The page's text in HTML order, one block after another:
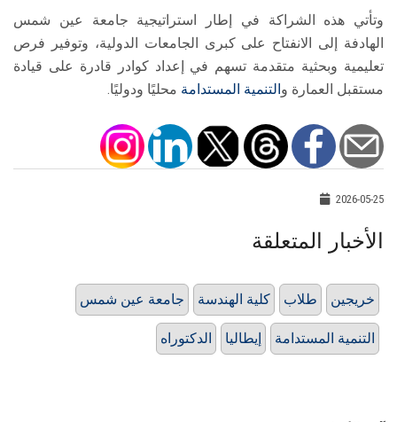
وتأتي هذه الشراكة في إطار استراتيجية جامعة عين شمس
الهادفة إلى الانفتاح على كبرى الجامعات الدولية، وتوفير فرص
تعليمية وبحثية متقدمة تسهم في إعداد كوادر قادرة على قيادة
مستقبل العمارة و التنمية المستدامة محليًا ودوليًا.
2026-05-25
الأخبار المتعلقة
جامعة عين شمس كلية الهندسة طلاب خريجين
الدكتوراه إيطاليا التنمية المستدامة